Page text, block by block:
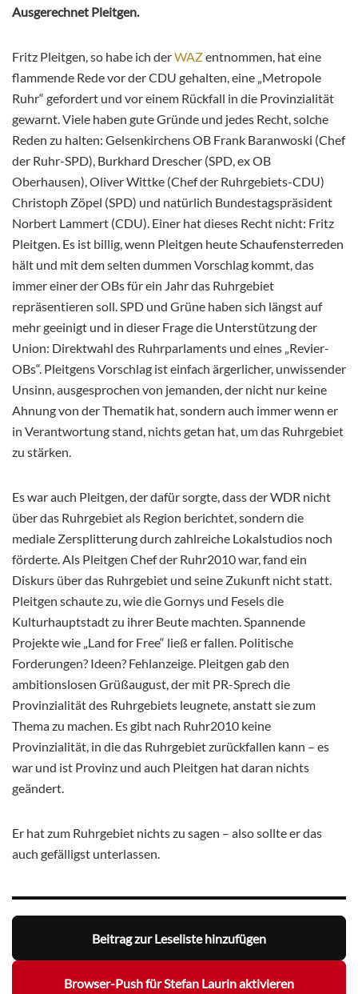
Ausgerechnet Pleitgen.
Fritz Pleitgen, so habe ich derWAZentnommen, hat eine
flammende Rede vor der CDU gehalten, eine „Metropole
Ruhr“ gefordert und vor einem Rückfall in die Provinzialität
gewarnt. Viele haben gute Gründe und jedes Recht, solche
Reden zu halten: Gelsenkirchens OB Frank Baranwoski (Chef
der Ruhr-SPD), Burkhard Drescher (SPD, ex OB
Oberhausen), Oliver Wittke (Chef der Ruhrgebiets-CDU)
Christoph Zöpel (SPD) und natürlich Bundestagspräsident
Norbert Lammert (CDU). Einer hat dieses Recht nicht: Fritz
Pleitgen. Es ist billig, wenn Pleitgen heute Schaufensterreden
hält und mit dem selten dummen Vorschlag kommt, das
immer einer der OBs für ein Jahr das Ruhrgebiet
repräsentieren soll. SPD und Grüne haben sich längst auf
mehr geeinigt und in dieser Frage die Unterstützung der
Union: Direktwahl des Ruhrparlaments und eines „Revier-
OBs“. Pleitgens Vorschlag ist einfach ärgerlicher, unwissender
Unsinn, ausgesprochen von jemanden, der nicht nur keine
Ahnung von der Thematik hat, sondern auch immer wenn er
in Verantwortung stand, nichts getan hat, um das Ruhrgebiet
zu stärken.
Es war auch Pleitgen, der dafür sorgte, dass der WDR nicht
über das Ruhrgebiet als Region berichtet, sondern die
mediale Zersplitterung durch zahlreiche Lokalstudios noch
förderte. Als Pleitgen Chef der Ruhr2010 war, fand ein
Diskurs über das Ruhrgebiet und seine Zukunft nicht statt.
Pleitgen schaute zu, wie die Gornys und Fesels die
Kulturhauptstadt zu ihrer Beute machten. Spannende
Projekte wie „Land for Free“ ließ er fallen. Politische
Forderungen? Ideen? Fehlanzeige. Pleitgen gab den
ambitionslosen Grüßaugust, der mit PR-Sprech die
Provinzialität des Ruhrgebiets leugnete, anstatt sie zum
Thema zu machen. Es gibt nach Ruhr2010 keine
Provinzialität, in die das Ruhrgebiet zurückfallen kann – es
war und ist Provinz und auch Pleitgen hat daran nichts
geändert.
Er hat zum Ruhrgebiet nichts zu sagen – also sollte er das
auch gefälligst unterlassen.
Beitrag zur Leseliste hinzufügen
Browser-Push für Stefan Laurin aktivieren